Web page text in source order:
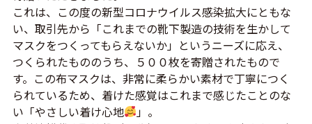
これは、この度の新型コロナウイルス感染拡大にともな
い、取引先から「これまでの靴下製造の技術を生かして
マスクをつくってもらえないか」というニーズに応え、
つくられたもののうち、５００枚を寄贈されたもので
す。この布マスクは、非常に柔らかい素材で丁寧につく
られているため、着けた感覚はこれまで感じたことのな
い「やさしい着け心地
」。